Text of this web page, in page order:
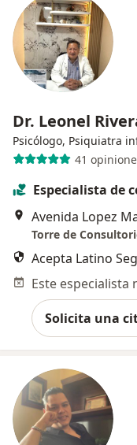
Dr. Leonel
Psicólogo, Psiquiatra
41
Especialista de
Torre de
Acepta Latino
Solicita una